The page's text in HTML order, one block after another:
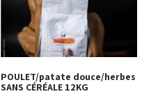
POULET/patate douce/herbes
SANS CÉRÉALE 12KG